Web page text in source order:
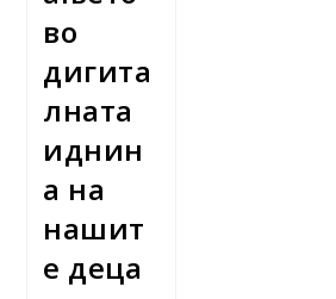
во
дигита
лната
иднин
а на
нашит
е деца